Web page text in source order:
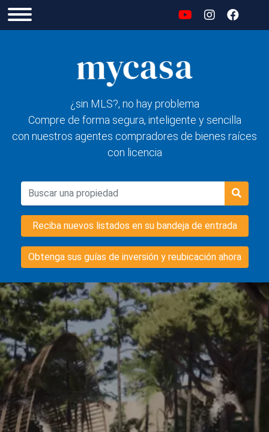
¿sin MLS?, no hay problema
Compre de forma segura, inteligente y sencilla
con nuestros agentes compradores de bienes raíces
con licencia
Reciba nuevos listados en su bandeja de entrada
Obtenga sus guías de inversión y reubicación ahora